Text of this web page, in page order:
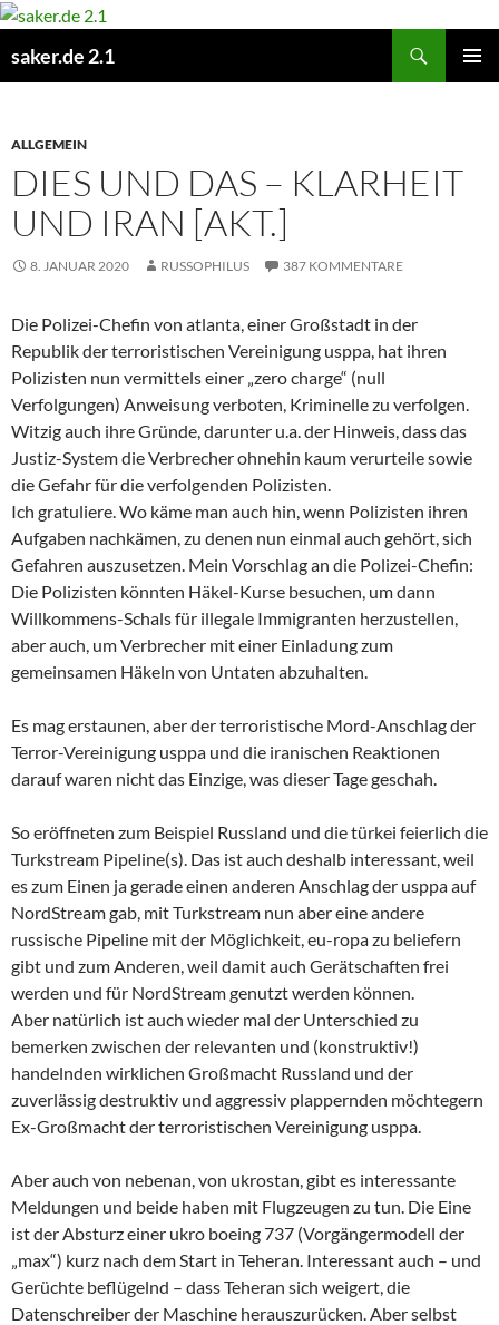
Zum
springen
saker.de 2.1
ALLGEMEIN
DIES UND DAS – KLARHEIT
UND IRAN [AKT.]
8. JANUAR 2020 RUSSOPHILUS 387 KOMMENTARE
Die Polizei-Chefin von atlanta, einer Großstadt in der
Republik der terroristischen Vereinigung usppa, hat ihren
Polizisten nun vermittels einer „zero charge“ (null
Verfolgungen) Anweisung verboten, Kriminelle zu verfolgen.
Witzig auch ihre Gründe, darunter u.a. der Hinweis, dass das
Justiz-System die Verbrecher ohnehin kaum verurteile sowie
die Gefahr für die verfolgenden Polizisten.
Ich gratuliere. Wo käme man auch hin, wenn Polizisten ihren
Aufgaben nachkämen, zu denen nun einmal auch gehört, sich
Gefahren auszusetzen. Mein Vorschlag an die Polizei-Chefin:
Die Polizisten könnten Häkel-Kurse besuchen, um dann
Willkommens-Schals für illegale Immigranten herzustellen,
aber auch, um Verbrecher mit einer Einladung zum
gemeinsamen Häkeln von Untaten abzuhalten.
Es mag erstaunen, aber der terroristische Mord-Anschlag der
Terror-Vereinigung usppa und die iranischen Reaktionen
darauf waren nicht das Einzige, was dieser Tage geschah.
So eröffneten zum Beispiel Russland und die türkei feierlich die
Turkstream Pipeline(s). Das ist auch deshalb interessant, weil
es zum Einen ja gerade einen anderen Anschlag der usppa auf
NordStream gab, mit Turkstream nun aber eine andere
russische Pipeline mit der Möglichkeit, eu-ropa zu beliefern
gibt und zum Anderen, weil damit auch Gerätschaften frei
werden und für NordStream genutzt werden können.
Aber natürlich ist auch wieder mal der Unterschied zu
bemerken zwischen der relevanten und (konstruktiv!)
handelnden wirklichen Großmacht Russland und der
zuverlässig destruktiv und aggressiv plappernden möchtegern
Ex-Großmacht der terroristischen Vereinigung usppa.
Aber auch von nebenan, von ukrostan, gibt es interessante
Meldungen und beide haben mit Flugzeugen zu tun. Die Eine
ist der Absturz einer ukro boeing 737 (Vorgängermodell der
„max“) kurz nach dem Start in Teheran. Interessant auch – und
Gerüchte beflügelnd – dass Teheran sich weigert, die
Datenschreiber der Maschine herauszurücken. Aber selbst